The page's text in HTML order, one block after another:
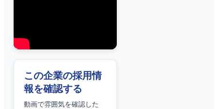
この企業の採用情
報を確認する
動画で雰囲気を確認した